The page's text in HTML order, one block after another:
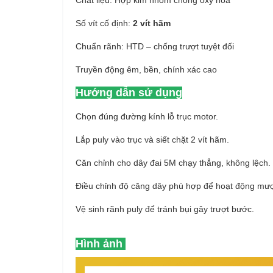
Số vít cố định: 2 vít hãm
Chuẩn rãnh: HTD – chống trượt tuyệt đối
Truyền động êm, bền, chính xác cao
Hướng dẫn sử dụng
Chọn đúng đường kính lỗ trục motor.
Lắp puly vào trục và siết chặt 2 vít hãm.
Căn chỉnh cho dây đai 5M chạy thẳng, không lệch.
Điều chỉnh độ căng dây phù hợp để hoạt động
Vệ sinh rãnh puly để tránh bụi gây trượt bước.
Hình ảnh